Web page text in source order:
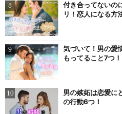
付き合ってないの
リ！恋人になる方
気づいて！男の愛
もってること7つ！
男の嫉妬は恋愛に
の行動6つ！